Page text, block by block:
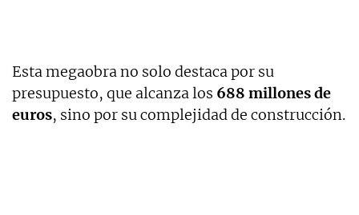
Esta megaobra no solo destaca por su
presupuesto, que alcanza los 688 millones de
euros, sino por su complejidad de construcción.